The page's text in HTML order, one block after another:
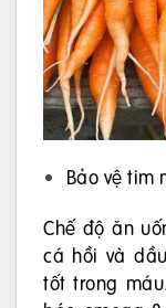
Bảo vệ tim
Chế độ ăn
cá hồi và
tốt trong